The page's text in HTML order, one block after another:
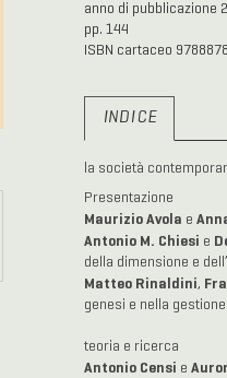
anno di pubblicazione
pp. 144
ISBN cartaceo
INDICE
la società
Presentazione
Maurizio Avola e
Antonio M. Chiesi e
della dimensione e
Matteo Rinaldini,
genesi e nella
teoria e ricerca
Antonio Censi e